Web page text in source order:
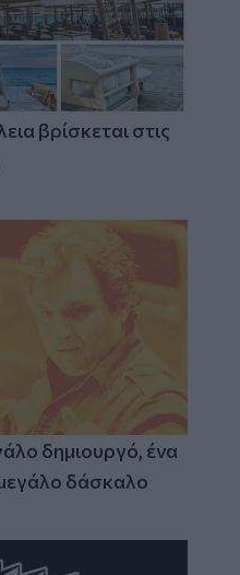
βρίσκεται στις
δημιουργό, ένα
δάσκαλο